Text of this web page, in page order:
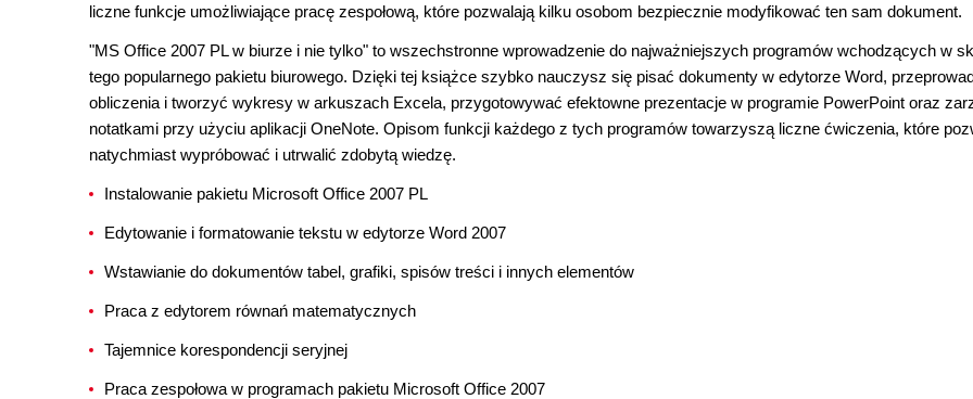
liczne funkcje umożliwiające pracę zespołową, które pozwalają kilku osobom bezpiecznie modyfikować ten sam dokument.
"MS Office 2007 PL w biurze i nie tylko" to wszechstronne wprowadzenie do najważniejszych programów wchodzących w
tego popularnego pakietu biurowego. Dzięki tej książce szybko nauczysz się pisać dokumenty w edytorze Word,
obliczenia i tworzyć wykresy w arkuszach Excela, przygotowywać efektowne prezentacje w programie PowerPoint oraz
notatkami przy użyciu aplikacji OneNote. Opisom funkcji każdego z tych programów towarzyszą liczne ćwiczenia, które
natychmiast wypróbować i utrwalić zdobytą wiedzę.
Instalowanie pakietu Microsoft Office 2007 PL
Edytowanie i formatowanie tekstu w edytorze Word 2007
Wstawianie do dokumentów tabel, grafiki, spisów treści i innych elementów
Praca z edytorem równań matematycznych
Tajemnice korespondencji seryjnej
Praca zespołowa w programach pakietu Microsoft Office 2007